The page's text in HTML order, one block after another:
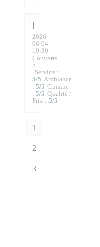
I
2026-
06-04 -
19:30 -
Couverts
5
Service :
5/5 Ambiance
: 5/5 Cuisine
: 5/5 Qualité /
Prix : 5/5
1
2
3